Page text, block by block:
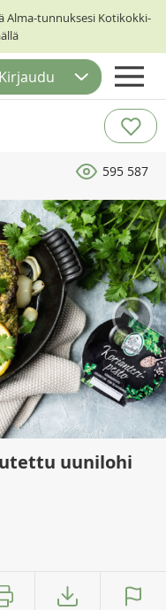
Alma-tunnuksesi Kotikokki-
Kirjaudu
595 587
›
uunilohi